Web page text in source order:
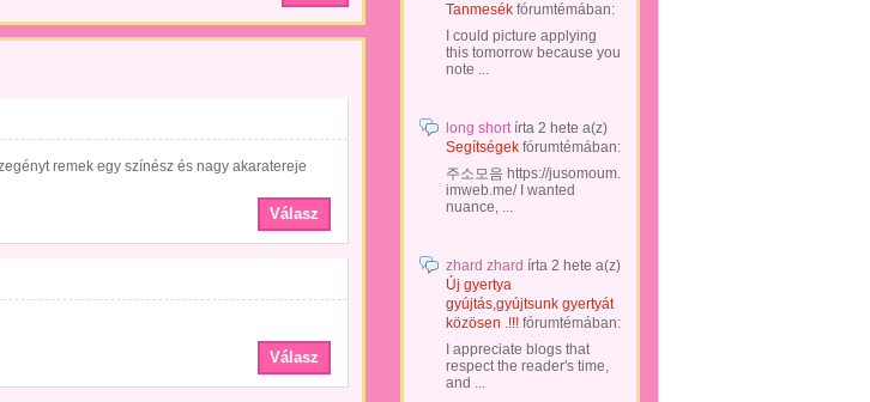
remek egy színész és nagy akaratereje
Válasz
Válasz
Tanmesék fórumtémában:
I could picture applying
this tomorrow because you
note ...
long shortírta 2 hete a(z)
Segítségek fórumtémában:
주소모음 https://jusomoum.
imweb.me/ I wanted
nuance, ...
zhard zhard írta 2 hete a(z)
Új gyertya
gyújtás,gyújtsunk gyertyát
közösen .!!! fórumtémában:
I appreciate blogs that
respect the reader's time,
and ...